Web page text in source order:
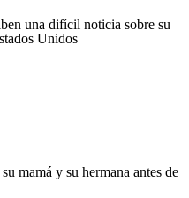
una difícil noticia sobre su
Unidos
mamá y su hermana antes de